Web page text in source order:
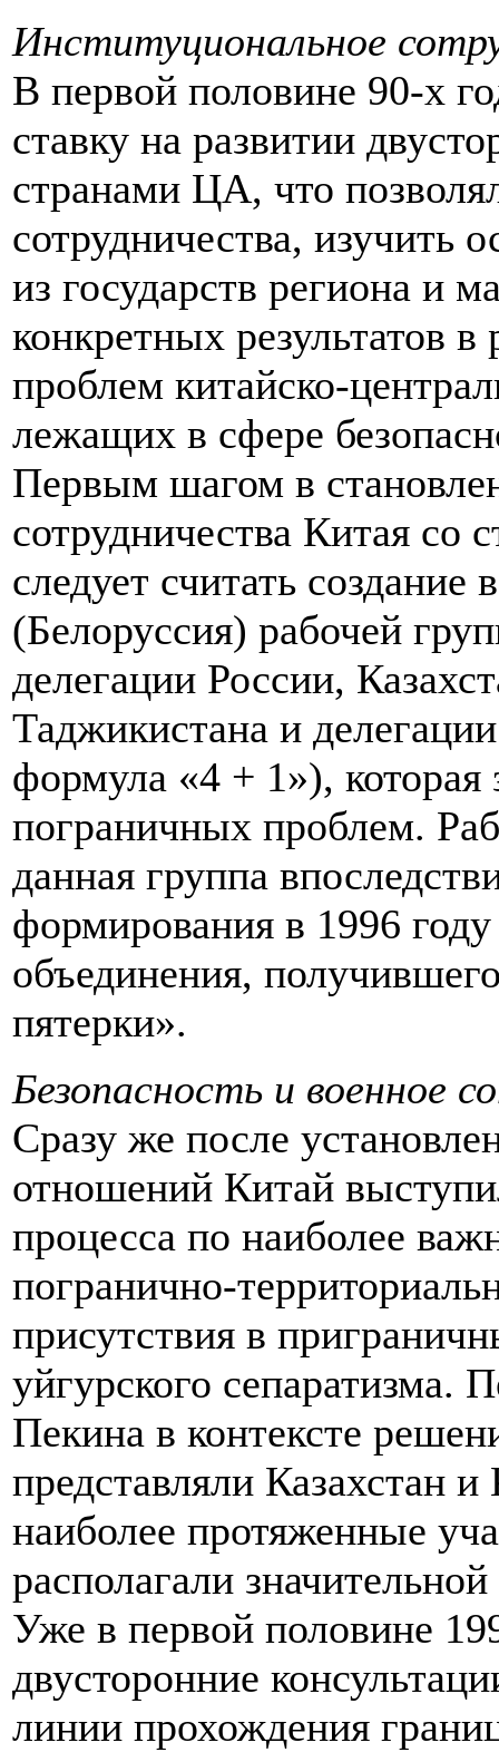
Институциональное
В первой половине 90-х
ставку на развитии
странами ЦА, что
сотрудничества, изучить
из государств региона и
конкретных результатов
проблем китайско-
лежащих в сфере
Первым шагом в
сотрудничества Китая со
следует считать
(Белоруссия) рабочей
делегации России,
Таджикистана и
формула «4 + 1»), которая
пограничных проблем.
данная группа
формирования в 1996
объединения,
пятерки».
Безопасность и военное
Сразу же после
отношений Китай
процесса по наиболее
погранично-
присутствия в
уйгурского сепаратизма.
Пекина в контексте
представляли Казахстан
наиболее протяженные
располагали
Уже в первой половине
двусторонние
линии прохождения